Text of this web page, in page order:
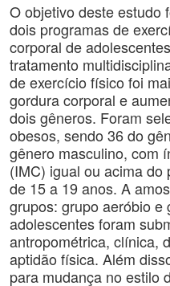
O objetivo deste estudo
dois programas de
corporal de
tratamento
de exercício físico foi
gordura corporal e
dois gêneros. Foram
obesos, sendo 36 do
gênero masculino, com
(IMC) igual ou acima
de 15 a 19 anos. A
grupos: grupo aeróbio e
adolescentes foram
antropométrica, clínica,
aptidão física. Além
para mudança no estilo